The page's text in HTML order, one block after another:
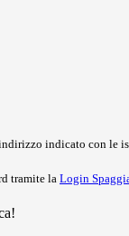
indicato con le
tramite la Login